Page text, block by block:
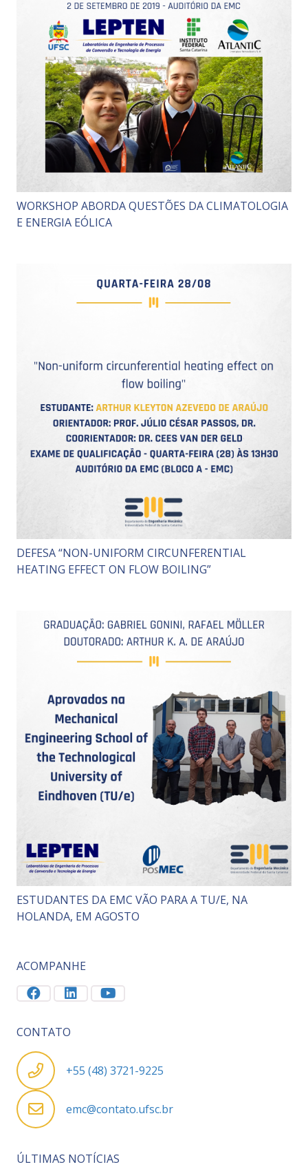
WORKSHOP ABORDA QUESTÕES DA CLIMATOLOGIA
E ENERGIA EÓLICA
DEFESA “NON-UNIFORM CIRCUNFERENTIAL
HEATING EFFECT ON FLOW BOILING”
ESTUDANTES DA EMC VÃO PARA A TU/E, NA
HOLANDA, EM AGOSTO
ACOMPANHE
CONTATO
+55 (48) 3721-9225
emc@contato.ufsc.br
ÚLTIMAS NOTÍCIAS